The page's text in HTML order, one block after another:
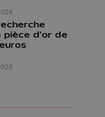
pièce d'or de